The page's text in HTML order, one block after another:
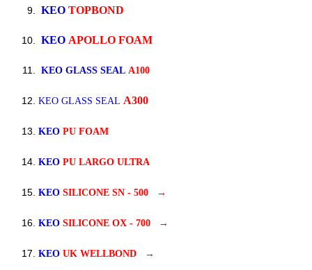
KEO TOPBOND
KEO APOLLO FOAM
KEO GLASS SEAL A100
KEO GLASS SEAL A300
KEO PU FOAM
KEO PU LARGO ULTRA
KEO SILICONE SN - 500 →
KEO SILICONE OX - 700 →
KEO UK WELLBOND →